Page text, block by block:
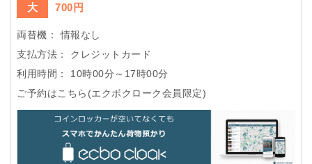
大 700円
両替機：
情報なし
支払方法：
クレジットカード
利用時間：
10時00分～17時00分
ご予約はこちら(エクボクローク会員限定)